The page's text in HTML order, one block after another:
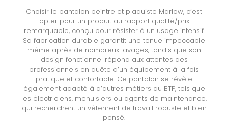
Choisir le pantalon peintre et plaquiste Marlow, c’est
opter pour un produit au rapport qualité/prix
remarquable, conçu pour résister à un usage intensif.
Sa fabrication durable garantit une tenue impeccable
même après de nombreux lavages, tandis que son
design fonctionnel répond aux attentes des
professionnels en quête d’un équipement à la fois
pratique et confortable. Ce pantalon se révèle
également adapté à d’autres métiers du BTP, tels que
les électriciens, menuisiers ou agents de maintenance,
qui recherchent un vêtement de travail robuste et bien
pensé.